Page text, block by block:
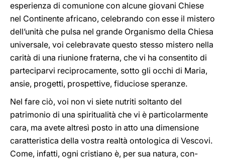
esperienza di comunione con alcune giovani Chiese
nel Continente africano, celebrando con esse il mistero
dell’unità che pulsa nel grande Organismo della Chiesa
universale, voi celebravate questo stesso mistero nella
carità di una riunione fraterna, che vi ha consentito di
parteciparvi reciprocamente, sotto gli occhi di Maria,
ansie, progetti, prospettive, fiduciose speranze.
Nel fare ciò, voi non vi siete nutriti soltanto del
patrimonio di una spiritualità che vi è particolarmente
cara, ma avete altresì posto in atto una dimensione
caratteristica della vostra realtà ontologica di Vescovi.
Come, infatti, ogni cristiano è, per sua natura, con-